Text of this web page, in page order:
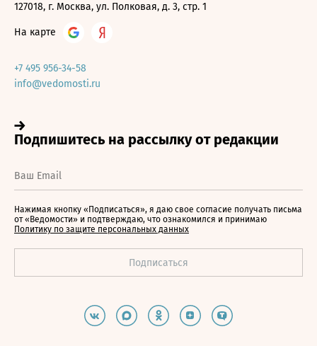
127018, г. Москва, ул. Полковая, д. 3, стр. 1
На карте
+7 495 956-34-58
info@vedomosti.ru
Нажимая кнопку «Подписаться», я даю свое согласие получать письма
от «Ведомости» и подтверждаю, что ознакомился и принимаю
Политику по защите персональных данных